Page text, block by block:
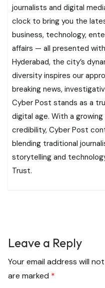
journalists and digital
clock to bring you the
business, technology,
affairs — all presented
Hyderabad, the city’s
diversity inspires our
breaking news,
Cyber Post stands as a
digital age. With a
credibility, Cyber Post
blending traditional
storytelling and
Trust.
Leave a Reply
Your email address will
are marked *